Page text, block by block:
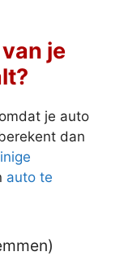
je
je auto
dan
auto te